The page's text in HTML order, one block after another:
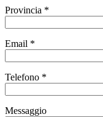
Provincia *
Email *
Telefono *
Messaggio